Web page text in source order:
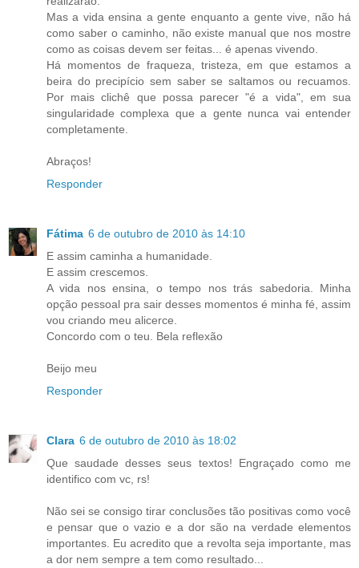
Mas a vida ensina a gente enquanto a gente vive, não há
como saber o caminho, não existe manual que nos mostre
como as coisas devem ser feitas... é apenas vivendo.
Há momentos de fraqueza, tristeza, em que estamos a
beira do precipício sem saber se saltamos ou recuamos.
Por mais clichê que possa parecer "é a vida", em sua
singularidade complexa que a gente nunca vai entender
completamente.
Abraços!
Responder
Fátima 6 de outubro de 2010 às 14:10
E assim caminha a humanidade.
E assim crescemos.
A vida nos ensina, o tempo nos trás sabedoria. Minha
opção pessoal pra sair desses momentos é minha fé, assim
vou criando meu alicerce.
Concordo com o teu. Bela reflexão
Beijo meu
Responder
Clara 6 de outubro de 2010 às 18:02
Que saudade desses seus textos! Engraçado como me
identifico com vc, rs!
Não sei se consigo tirar conclusões tão positivas como você
e pensar que o vazio e a dor são na verdade elementos
importantes. Eu acredito que a revolta seja importante, mas
a dor nem sempre a tem como resultado...